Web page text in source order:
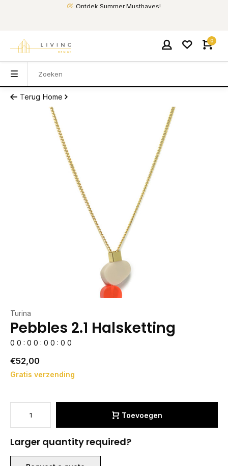
Ontdek Summer Musthaves!
0
Terug Home
Turina
Pebbles 2.1 Halsketting
0 0 : 0 0 : 0 0 : 0 0
€52,00
Gratis verzending
Toevoegen
Larger quantity required?